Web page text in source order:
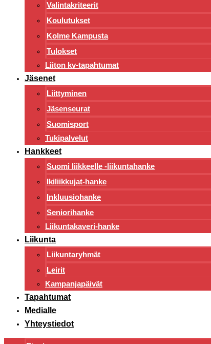
Valintakriteerit
Koulutukset
Kolme Kampusta
Tulokset
Liiton kv-tapahtumat
Jäsenet
Liittyminen
Jäsenseurat
Suomisport
Tukipalvelut
Hankkeet
Suomi liikkeelle -liikuntahanke
Ikiliikkujat-hanke
Inkluusiohanke
Seniorihanke
Liikuntakaveri-hanke
Liikunta
Liikuntaryhmät
Leirit
Kampanjapäivät
Tapahtumat
Medialle
Yhteystiedot